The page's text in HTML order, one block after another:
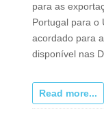
para as
Portugal para o
acordado para
disponível nas
Read more...